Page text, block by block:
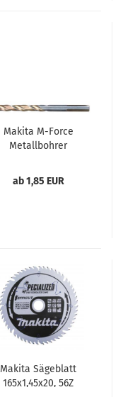
Makita M-Force
Metallbohrer
ab 1,85 EUR
Makita Sägeblatt
165x1,45x20, 56Z